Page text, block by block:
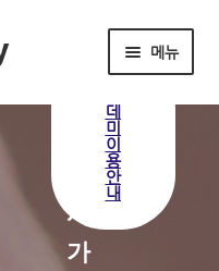
메뉴
사
가
클
래
스
전
체
보
기
아
데
미
이
용
안
내